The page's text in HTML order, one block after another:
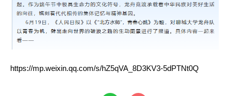
https://mp.weixin.qq.com/s/hZ5qVA_8D3KV3-5dPTNt0Q